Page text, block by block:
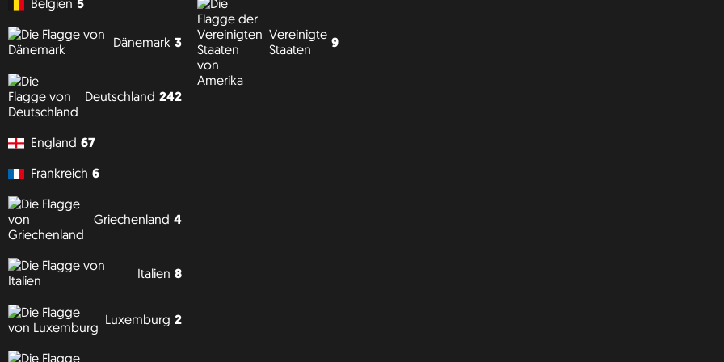
Belgien 5
Dänemark 3
Deutschland 242
England 67
Frankreich 6
Griechenland 4
Italien 8
Luxemburg 2
Vereinigte
Staaten
9